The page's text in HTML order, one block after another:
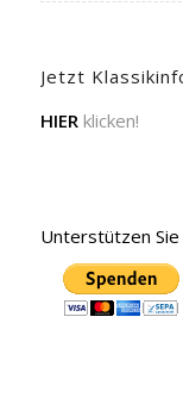
Jetzt
HIER klicken!
Unterstützen